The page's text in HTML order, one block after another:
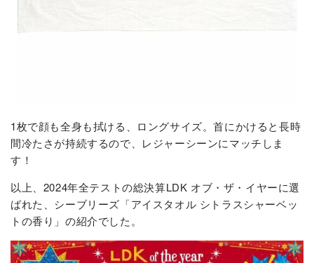
1枚で顔も全身も拭ける、ロングサイズ。首にかけると長時
間冷たさが持続するので、レジャーシーンにマッチしま
す！
以上、2024年全テストの総決算LDK オブ・ザ・イヤーに選
ばれた、シーブリーズ「アイスタオル シトラスシャーベッ
トの香り」の紹介でした。